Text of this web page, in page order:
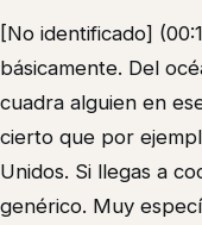
[No identificado]
básicamente. Del
cuadra alguien en
cierto que por
Unidos. Si llegas a
genérico. Muy